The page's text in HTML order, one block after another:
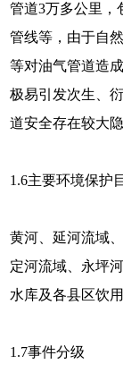
管道3万多公里，
管线等，由于自
等对油气管道造
极易引发次生、
道安全存在较大隐
1.6主要环境保护
黄河、延河流域
定河流域、永坪
水库及各县区饮
1.7事件分级